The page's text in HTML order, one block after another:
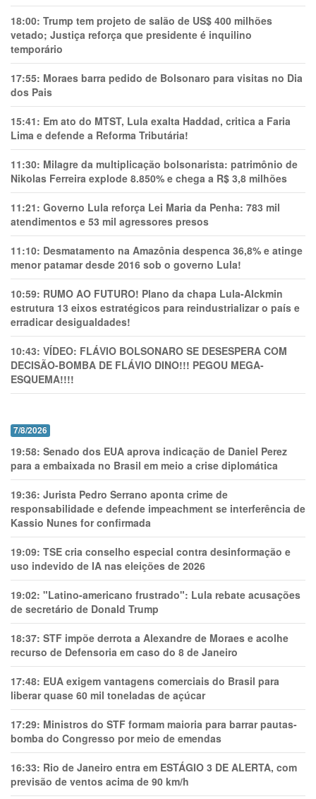
18:00: Trump tem projeto de salão de US$ 400 milhões
vetado; Justiça reforça que presidente é inquilino
temporário
17:55: Moraes barra pedido de Bolsonaro para visitas no Dia
dos Pais
15:41: Em ato do MTST, Lula exalta Haddad, critica a Faria
Lima e defende a Reforma Tributária!
11:30: Milagre da multiplicação bolsonarista: patrimônio de
Nikolas Ferreira explode 8.850% e chega a R$ 3,8 milhões
11:21: Governo Lula reforça Lei Maria da Penha: 783 mil
atendimentos e 53 mil agressores presos
11:10: Desmatamento na Amazônia despenca 36,8% e atinge
menor patamar desde 2016 sob o governo Lula!
10:59: RUMO AO FUTURO! Plano da chapa Lula-Alckmin
estrutura 13 eixos estratégicos para reindustrializar o país e
erradicar desigualdades!
10:43: VÍDEO: FLÁVIO BOLSONARO SE DESESPERA COM
DECISÃO-BOMBA DE FLÁVIO DINO!!! PEGOU MEGA-
ESQUEMA!!!!
7/8/2026
19:58: Senado dos EUA aprova indicação de Daniel Perez
para a embaixada no Brasil em meio a crise diplomática
19:36: Jurista Pedro Serrano aponta crime de
responsabilidade e defende impeachment se interferência de
Kassio Nunes for confirmada
19:09: TSE cria conselho especial contra desinformação e
uso indevido de IA nas eleições de 2026
19:02: "Latino-americano frustrado": Lula rebate acusações
de secretário de Donald Trump
18:37: STF impõe derrota a Alexandre de Moraes e acolhe
recurso de Defensoria em caso do 8 de Janeiro
17:48: EUA exigem vantagens comerciais do Brasil para
liberar quase 60 mil toneladas de açúcar
17:29: Ministros do STF formam maioria para barrar pautas-
bomba do Congresso por meio de emendas
16:33: Rio de Janeiro entra em ESTÁGIO 3 DE ALERTA, com
previsão de ventos acima de 90 km/h